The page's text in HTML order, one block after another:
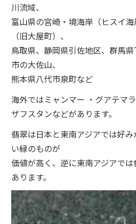
川流域、
富山県の宮崎・境海岸（ヒスイ
（旧大屋町）、
鳥取県、静岡県引佐地区、群馬
市の大佐山、
熊本県八代市泉町など
海外ではミャンマー ・グアテマ
ザフスタンなどがあります。
翡翠は日本と東南アジアでは好
い緑のものが
価値が高く、逆に東南アジアで
あります。